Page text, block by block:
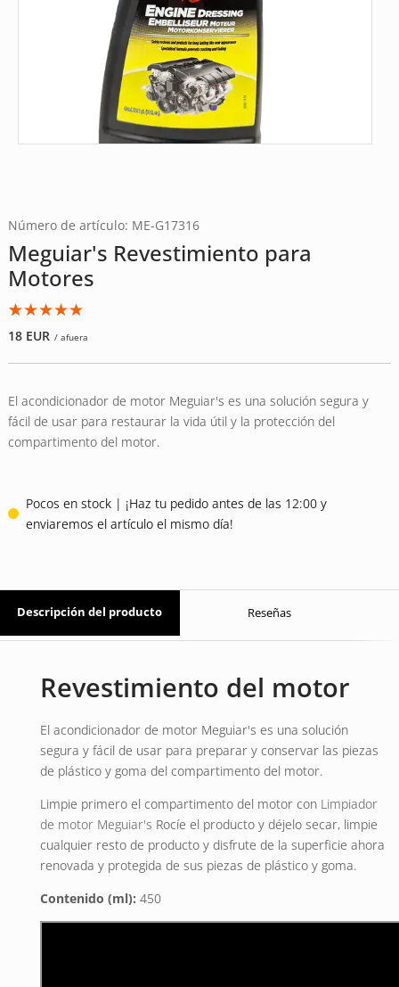
Número de artículo: ME-G17316
Meguiar's Revestimiento para
Motores
Valorado
5 en base
2
valoraciones
de clientes
18 EUR / afuera
El acondicionador de motor Meguiar's es una solución segura y
fácil de usar para restaurar la vida útil y la protección del
compartimento del motor.
Pocos en stock | ¡Haz tu pedido antes de las 12:00 y
enviaremos el artículo el mismo día!
Descripción del producto Reseñas
Revestimiento del motor
El acondicionador de motor Meguiar's es una solución
segura y fácil de usar para preparar y conservar las piezas
de plástico y goma del compartimento del motor.
Limpie primero el compartimento del motor con Limpiador
de motor Meguiar's Rocíe el producto y déjelo secar, limpie
cualquier resto de producto y disfrute de la superficie ahora
renovada y protegida de sus piezas de plástico y goma.
Contenido (ml): 450